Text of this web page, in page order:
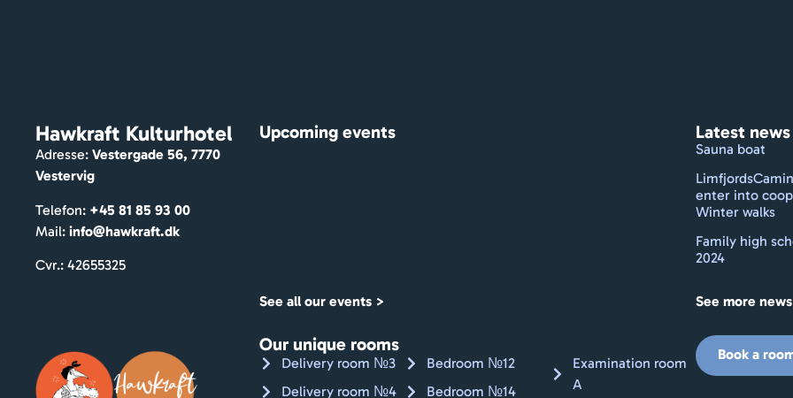
Hawkraft Kulturhotel
Adresse: Vestergade 56, 7770
Vestervig
Telefon: +45 81 85 93 00
Mail: info@hawkraft.dk
Cvr.: 42655325
Upcoming events
See all our events >
Latest news
Sauna boat
enter into
Winter walks
Family high
2024
See more
Our unique rooms
Delivery room №3
Delivery room №4
Bedroom №12
Bedroom №14
Examination room
A
Book a